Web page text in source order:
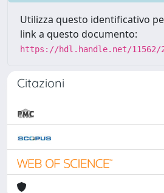
Utilizza questo identificativo
link a questo documento:
https://hdl.handle.net/11562/
Citazioni